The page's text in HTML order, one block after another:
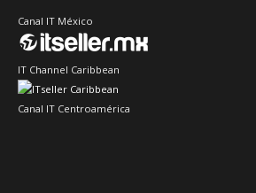
Canal IT México
IT Channel Caribbean
Canal IT Centroamérica